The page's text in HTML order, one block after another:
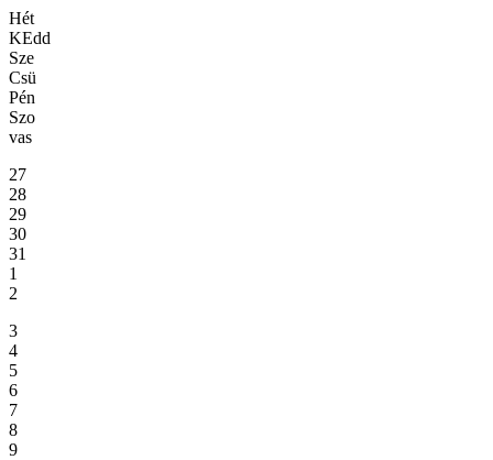
Hét
KEdd
Sze
Csü
Pén
Szo
vas
27
28
29
30
31
1
2
3
4
5
6
7
8
9